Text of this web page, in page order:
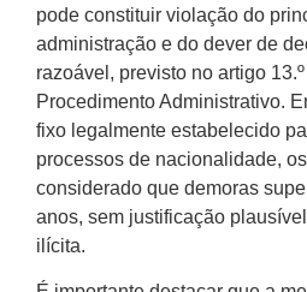
pode constituir violação do
administração e do dever de
razoável, previsto no artigo
Procedimento Administrativo.
fixo legalmente estabelecido
processos de nacionalidade,
considerado que demoras
anos, sem justificação
ilícita.